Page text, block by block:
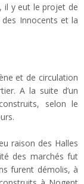
il y eut le projet de
Innocents et la
et de circulation
A la suite d’un
selon le
raison des Halles
des marchés fut
furent démolis, à